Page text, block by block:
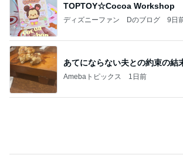
あてにならない夫との約束の結末
Amebaトピックス 1日前
有名なのかな！？
だいたひかるオフィシャルブログ